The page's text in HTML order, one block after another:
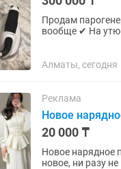
Продам парогенератор Laurastar Lift 📌
вообще ✔ На утюге
Алматы, сегодня
Реклама
Новое
20 000 ₸
Новое нарядное платье с биркой! Покупала
новое, ни разу